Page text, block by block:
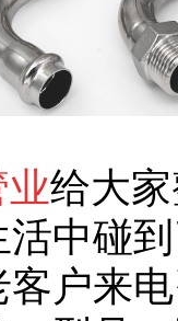
给大
中碰
户来